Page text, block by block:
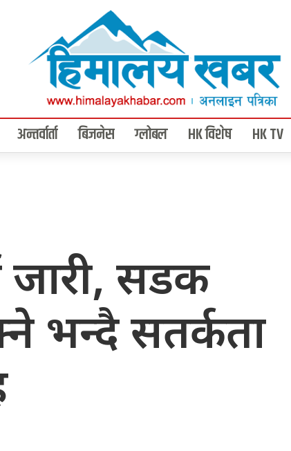
अन्तर्वार्ता बिजनेस ग्लोबल HK विशेष HK TV
जारी, सडक
भन्दै सतर्कता